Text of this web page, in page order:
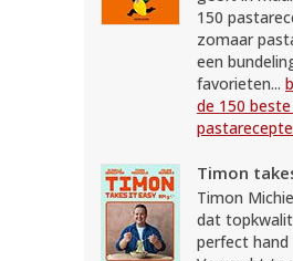
150
zomaar
een
favorieten...
de 150
Timon
Timon
dat
perfect hand